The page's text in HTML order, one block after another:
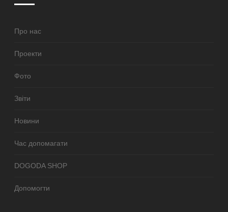
Про нас
Проекти
Фото
Звіти
Новини
Час допомагати
DOGODA SHOP
Допомогти